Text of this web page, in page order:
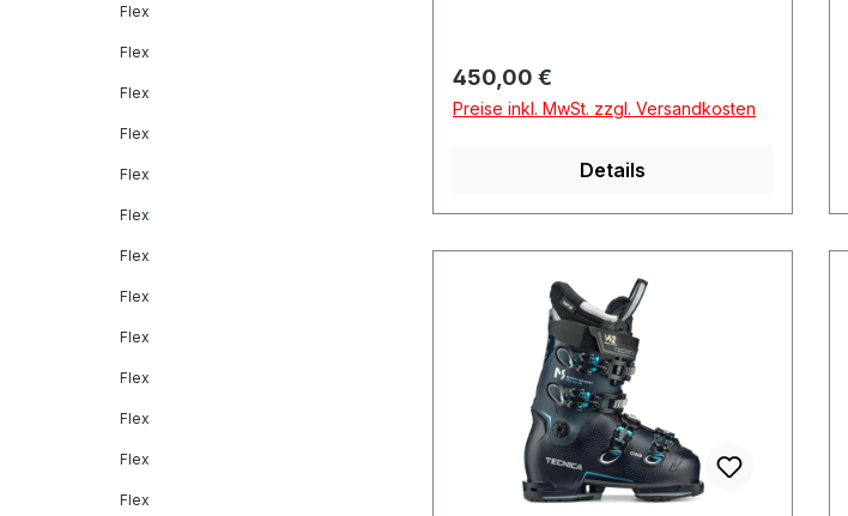
Flex
Flex
Flex
Flex
Flex
Flex
Flex
Flex
Flex
Flex
Flex
Flex
Flex
Regulärer Preis:
450,00 €
Preise inkl. MwSt. zzgl. Versandkosten
Details